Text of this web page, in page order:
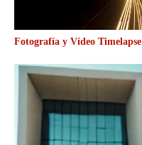
Fotografía y Vídeo Timelapse